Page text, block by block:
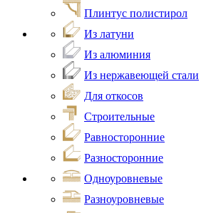
Плинтус полистирол
Из латуни
Из алюминия
Из нержавеющей стали
Для откосов
Строительные
Равносторонние
Разносторонние
Одноуровневые
Разноуровневые